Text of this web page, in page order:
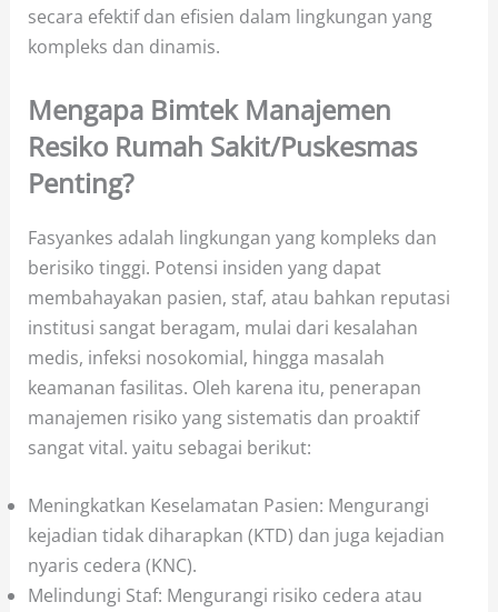
secara efektif dan efisien dalam lingkungan yang
kompleks dan dinamis.
Mengapa Bimtek Manajemen
Resiko Rumah Sakit/Puskesmas
Penting?
Fasyankes adalah lingkungan yang kompleks dan
berisiko tinggi. Potensi insiden yang dapat
membahayakan pasien, staf, atau bahkan reputasi
institusi sangat beragam, mulai dari kesalahan
medis, infeksi nosokomial, hingga masalah
keamanan fasilitas. Oleh karena itu, penerapan
manajemen risiko yang sistematis dan proaktif
sangat vital. yaitu sebagai berikut:
Meningkatkan Keselamatan Pasien: Mengurangi
kejadian tidak diharapkan (KTD) dan juga kejadian
nyaris cedera (KNC).
Melindungi Staf: Mengurangi risiko cedera atau